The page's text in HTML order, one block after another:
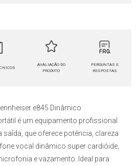
AVALIAÇÃO DO
PRODUTO
PERGUNTAS E
RESPOSTAS
e845 Dinâmico
é um equipamento profissional
saída, que oferece potência, clareza
vocal dinâmico super cardióide,
e vazamento. Ideal para